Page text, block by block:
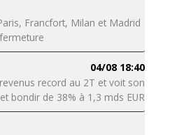
Francfort, Milan et Madrid
04/08 18:40
record au 2T et voit son
bondir de 38% à 1,3 mds EUR